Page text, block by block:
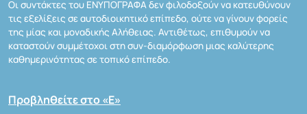
Οι συντάκτες του ΕΝΥΠΟΓΡΑΦΑ δεν φιλοδοξούν να κατευθύνουν
τις εξελίξεις σε αυτοδιοικητικό επίπεδο, ούτε να γίνουν φορείς
της μίας και μοναδικής Αλήθειας. Αντιθέτως, επιθυμούν να
καταστούν συμμέτοχοι στη συν-διαμόρφωση μιας καλύτερης
καθημερινότητας σε τοπικό επίπεδο.
Προβληθείτε στο «Ε»